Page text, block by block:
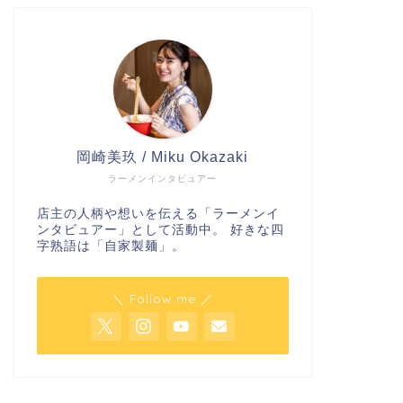
ラーメンインタビュアー
岡崎美玖 / Miku Okazaki
店主の人柄や想いを伝える「ラーメンイ
ンタビュアー」として活動中。 好きな四
字熟語は「自家製麺」。
＼ Follow me ／